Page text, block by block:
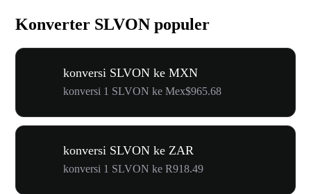
Konverter SLVON populer
konversi SLVON ke MXN
konversi 1 SLVON ke Mex$965.68
konversi SLVON ke ZAR
konversi 1 SLVON ke R918.49